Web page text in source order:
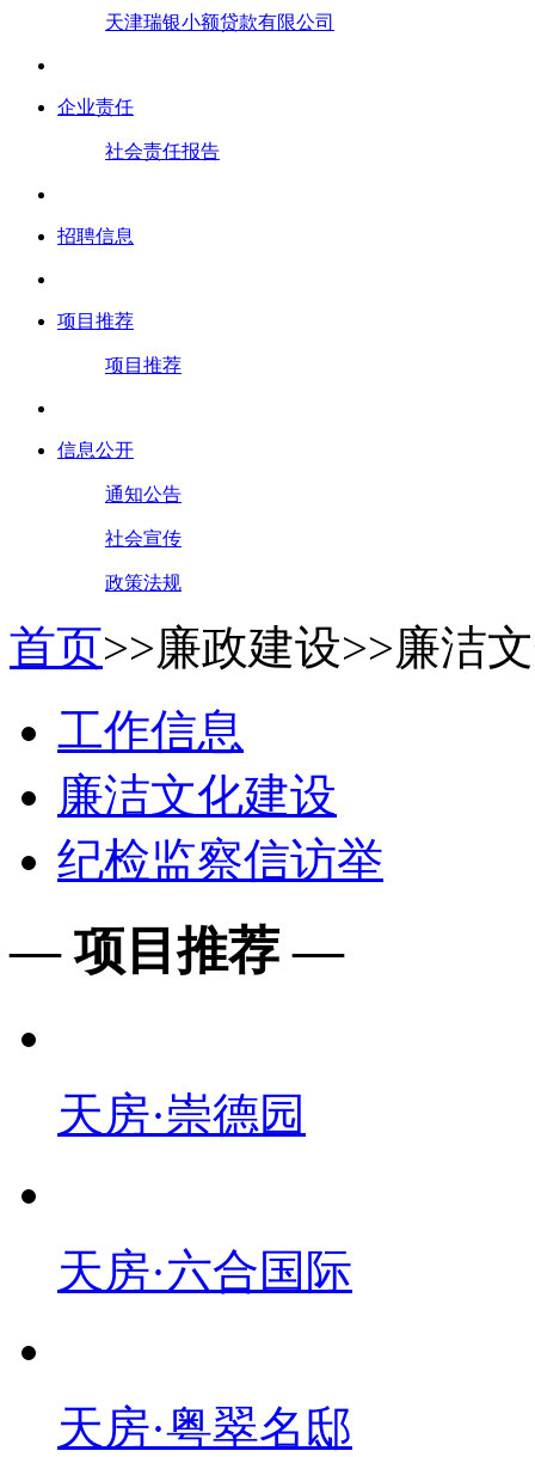
天津瑞银小额贷款有限公司
企业责任
社会责任报告
招聘信息
项目推荐
项目推荐
信息公开
通知公告
社会宣传
政策法规
首页>>廉政建设>>廉洁
工作信息
廉洁文化建设
纪检监察信访举
— 项目推荐 —
天房·崇德园
天房·六合国际
天房·粤翠名邸